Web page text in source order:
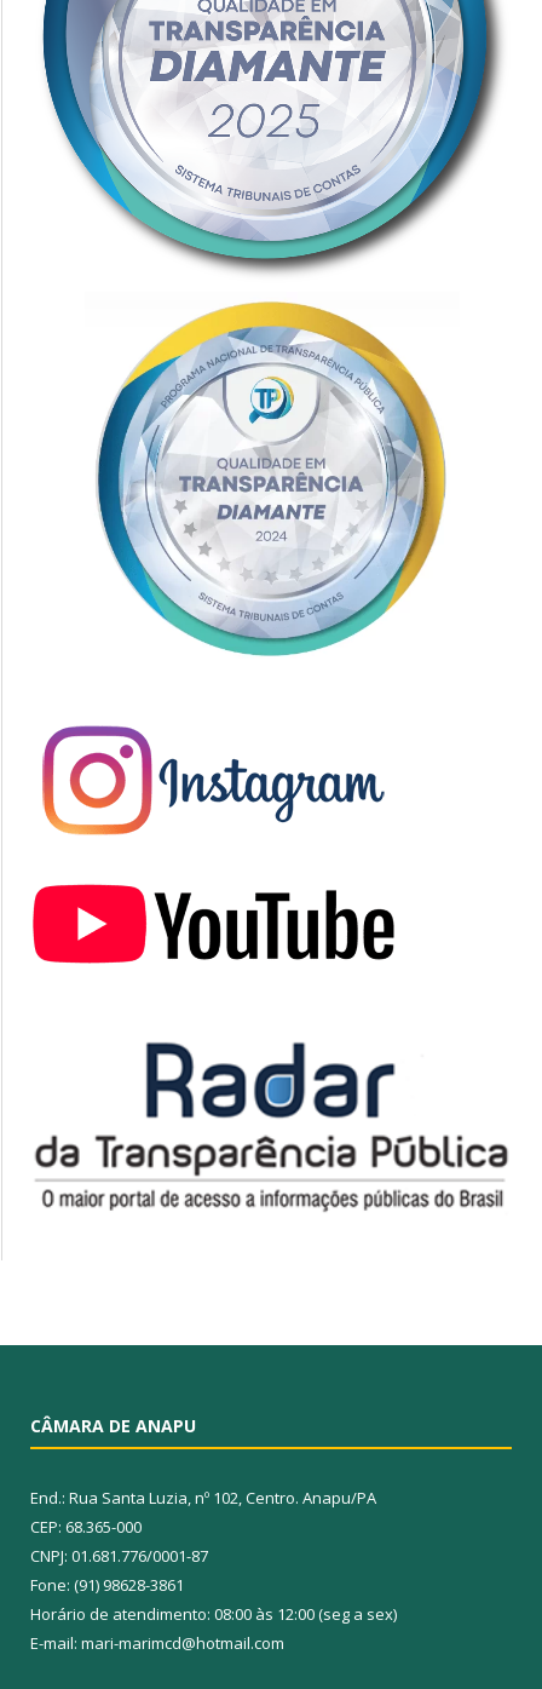
CÂMARA DE ANAPU
End.: Rua Santa Luzia, nº 102, Centro. Anapu/PA
CEP: 68.365-000
CNPJ: 01.681.776/0001-87
Fone: (91) 98628-3861
Horário de atendimento: 08:00 às 12:00 (seg a sex)
E-mail: mari-marimcd@hotmail.com